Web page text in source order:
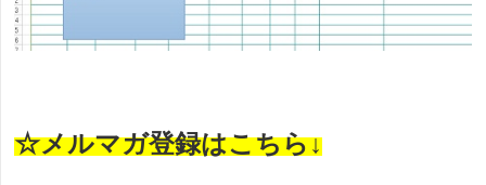
☆メルマガ登録はこちら↓